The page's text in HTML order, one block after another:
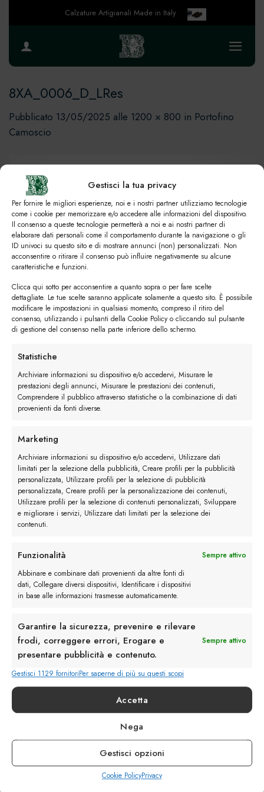
Gestisci la tua privacy
Per fornire le migliori esperienze, noi e i nostri partner utilizziamo tecnologie
come i cookie per memorizzare e/o accedere alle informazioni del dispositivo.
Il consenso a queste tecnologie permetterà a noi e ai nostri partner di
elaborare dati personali come il comportamento durante la navigazione o gli
ID univoci su questo sito e di mostrare annunci (non) personalizzati. Non
acconsentire o ritirare il consenso può influire negativamente su alcune
caratteristiche e funzioni.
Clicca qui sotto per acconsentire a quanto sopra o per fare scelte
dettagliate. Le tue scelte saranno applicate solamente a questo sito. È possibile
modificare le impostazioni in qualsiasi momento, compreso il ritiro del
consenso, utilizzando i pulsanti della Cookie Policy o cliccando sul pulsante
di gestione del consenso nella parte inferiore dello schermo.
Statistiche
Archiviare informazioni su dispositivo e/o accedervi, Misurare le
prestazioni degli annunci, Misurare le prestazioni dei contenuti,
Comprendere il pubblico attraverso statistiche o la combinazione di dati
provenienti da fonti diverse.
Marketing
Archiviare informazioni su dispositivo e/o accedervi, Utilizzare dati
limitati per la selezione della pubblicità, Creare profili per la pubblicità
personalizzata, Utilizzare profili per la selezione di pubblicità
personalizzata, Creare profili per la personalizzazione dei contenuti,
Utilizzare profili per la selezione di contenuti personalizzati, Sviluppare
e migliorare i servizi, Utilizzare dati limitati per la selezione dei
contenuti.
Funzionalità
Sempre attivo
Abbinare e combinare dati provenienti da altre fonti di
dati, Collegare diversi dispositivi, Identificare i dispositivi
in base alle informazioni trasmesse automaticamente.
Garantire la sicurezza, prevenire e rilevare
frodi, correggere errori, Erogare e
presentare pubblicità e contenuto.
Sempre attivo
Gestisci 1129 fornitoriPer saperne di più su questi scopi
Accetta
Nega
Gestisci opzioni
Cookie PolicyPrivacy
Calzature Artigianali Made in Italy
8XA_0006_D_LRes
Pubblicato 13/05/2025 alle 1200 × 800 in Portofino
Camoscio
Precedente
Successivo→
Lascia un commento
Devi essere
Servizio Clienti
info@calzaturebelfiore.com
MI 20145 • Milano
Via Belfiore 9
Termini e Condizioni
Resi e Rimborsi
Spedizioni
Privacy